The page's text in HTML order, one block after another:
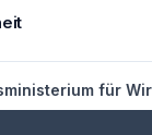
für